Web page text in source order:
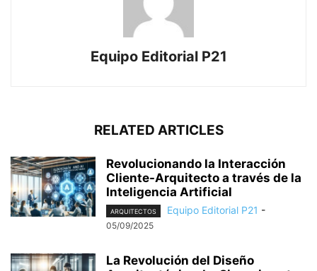
Equipo Editorial P21
RELATED ARTICLES
Revolucionando la Interacción
Cliente-Arquitecto a través de la
Inteligencia Artificial
ARQUITECTOS Equipo Editorial P21 -
05/09/2025
La Revolución del Diseño